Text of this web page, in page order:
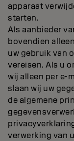
apparaat
starten.
Als aanbieder
bovendien
uw gebruik van
vereisen. Als u
wij alleen per e-
slaan wij uw
de algemene
verwerking van